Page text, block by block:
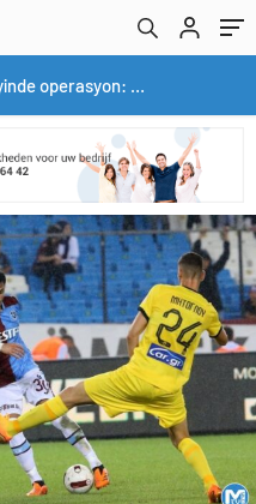
MİT’ten Irak’ın kuzeyinde operasyon: Ramazan Güneş Türkiye’ye getirildi